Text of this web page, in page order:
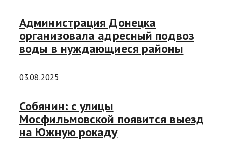
Администрация Донецка
организовала адресный подвоз
воды в нуждающиеся районы
03.08.2025
Собянин: с улицы
Мосфильмовской появится выезд
на Южную рокаду